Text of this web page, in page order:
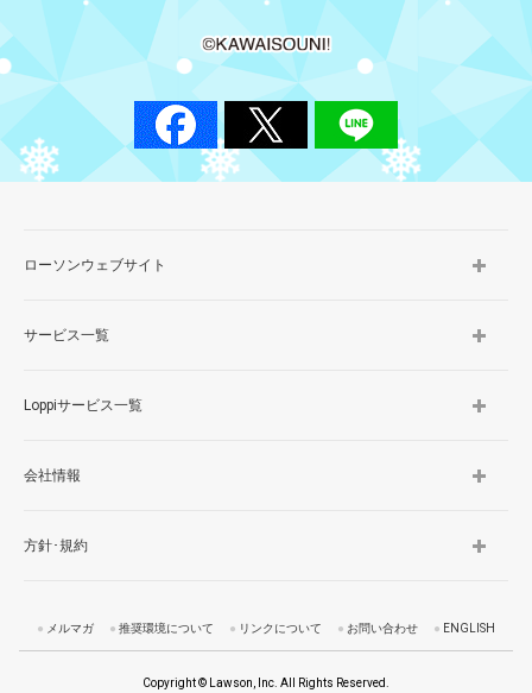
ローソンウェブサイト
サービス一覧
Loppiサービス一覧
会社情報
方針･規約
メルマガ 推奨環境について リンクについて お問い合わせ ENGLISH
Copyright © Lawson, Inc. All Rights Reserved.